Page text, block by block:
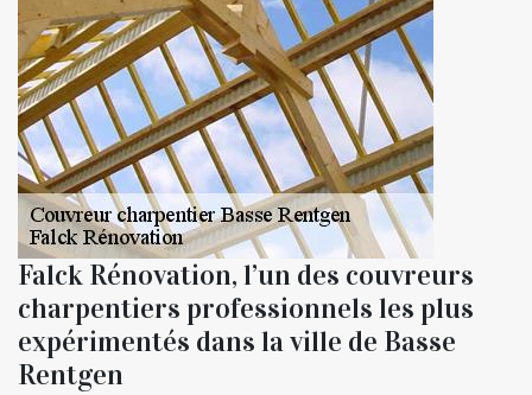
Falck Rénovation, l’un des couvreurs
charpentiers professionnels les plus
expérimentés dans la ville de Basse
Rentgen